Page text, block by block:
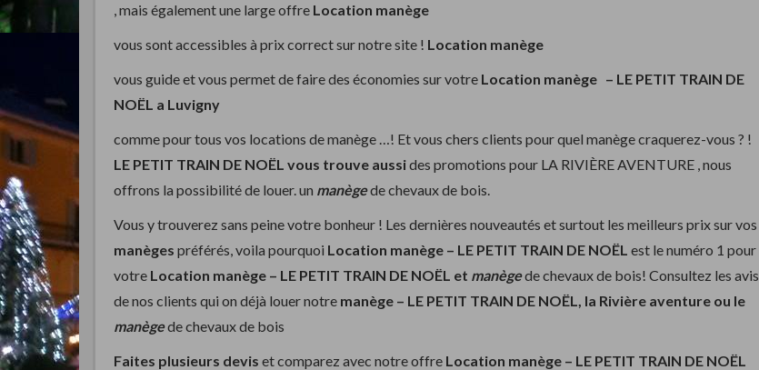
, mais également une large offre Location manège
vous sont accessibles à prix correct sur notre site ! Location manège
vous guide et vous permet de faire des économies sur votre Location manège – LE PETIT TRAIN DE
NOËL a Luvigny
comme pour tous vos locations de manège …! Et vous chers clients pour quel manège craquerez-vous ? !
LE PETIT TRAIN DE NOËL vous trouve aussides promotions pour LA RIVIÈRE AVENTURE , nous
offrons la possibilité de louer. un manègede chevaux de bois.
Vous y trouverez sans peine votre bonheur ! Les dernières nouveautés et surtout les meilleurs prix sur vos
manèges préférés, voila pourquoi Location manège – LE PETIT TRAIN DE NOËL est le numéro 1 pour
votre Location manège – LE PETIT TRAIN DE NOËL et manègede chevaux de bois! Consultez les avis
de nos clients qui on déjà louer notre manège – LE PETIT TRAIN DE NOËL, la Rivière aventure ou le
manègede chevaux de bois
Faites plusieurs devis et comparez avec notre offre Location manège – LE PETIT TRAIN DE NOËL